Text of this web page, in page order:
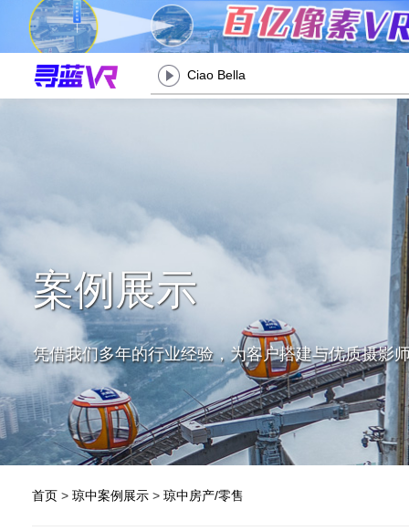
Ciao Bella
案例展示
凭借我们多年的行业经验，为客户搭建与优质摄影
首页 > 琼中案例展示 > 琼中房产/零售